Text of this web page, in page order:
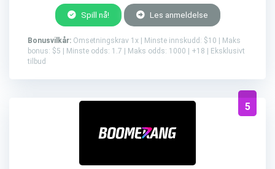
Spill nå! Les anmeldelse
Bonusvilkår: Omsetningskrav 1x | Minste innskudd: $10 | Maks
bonus: $5 | Minste odds: 1.7 | Maks odds: 1000 | +18 | Eksklusivt
tilbud
5